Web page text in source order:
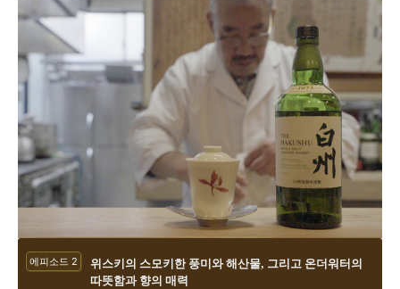
에피소드 2
위스키의 스모키한 풍미와 해산물, 그리고 온더워터의
따뜻함과 향의 매력